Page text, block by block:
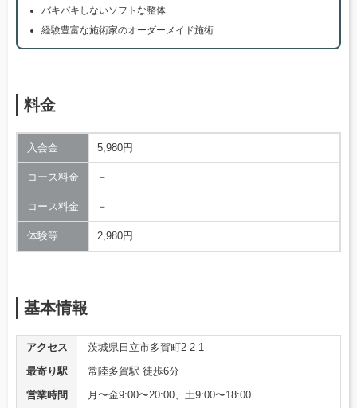
バキバキしないソフトな整体
経験豊富な施術家のオーダーメイド施術
料金
入会金 5,980円
コース料金 －
コース料金 －
体験等 2,980円
基本情報
アクセス
茨城県日立市多賀町2-2-1
最寄り駅
常陸多賀駅 徒歩6分
営業時間
月〜金9:00〜20:00、土9:00〜18:00